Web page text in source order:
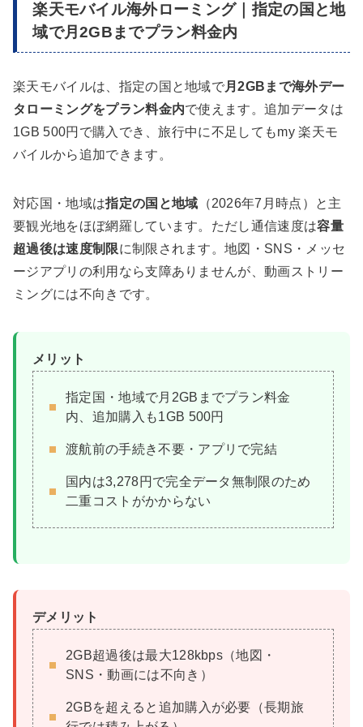
楽天モバイル海外ローミング｜指定の国と地
域で月2GBまでプラン料金内
楽天モバイルは、指定の国と地域で月2GBまで海外デー
タローミングをプラン料金内で使えます。追加データは
1GB 500円で購入でき、旅行中に不足してもmy 楽天モ
バイルから追加できます。
対応国・地域は指定の国と地域 （2026年7月時点）と主
要観光地をほぼ網羅しています。ただし通信速度は容量
超過後は速度制限に制限されます。地図・SNS・メッセ
ージアプリの利用なら支障ありませんが、動画ストリー
ミングには不向きです。
メリット
指定国・地域で月2GBまでプラン料金
内、追加購入も1GB 500円
渡航前の手続き不要・アプリで完結
国内は3,278円で完全データ無制限のため
二重コストがかからない
デメリット
2GB超過後は最大128kbps（地図・
SNS・動画には不向き）
2GBを超えると追加購入が必要（長期旅